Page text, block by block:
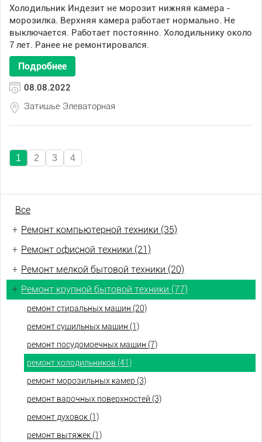
Холодильник Индезит не морозит нижняя камера -
морозилка. Верхняя камера работает нормально. Не
выключается. Работает постоянно. Холодильнику около
7 лет. Ранее не ремонтировался.
Подробнее
08.08.2022
Затишье Элеваторная
1 2 3 4
Все
+ Ремонт компьютерной техники (35)
+ Ремонт офисной техники (21)
+ Ремонт мелкой бытовой техники (20)
+ Ремонт крупной бытовой техники (77)
ремонт стиральных машин (20)
ремонт сушильных машин (1)
ремонт посудомоечных машин (7)
ремонт холодильников (41)
ремонт морозильных камер (3)
ремонт варочных поверхностей (3)
ремонт духовок (1)
ремонт вытяжек (1)